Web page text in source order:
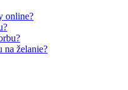
online?
želanie?